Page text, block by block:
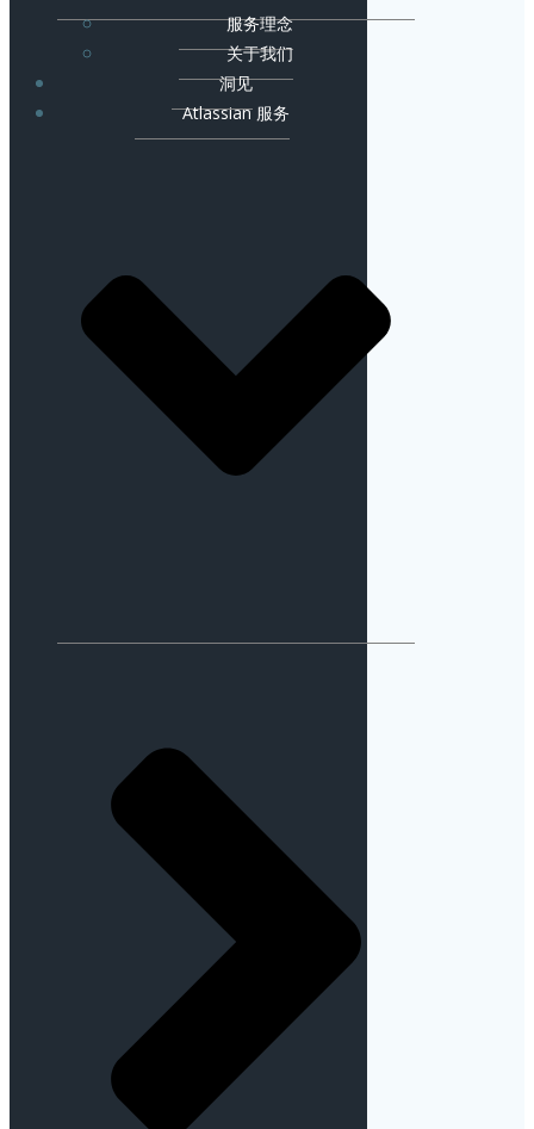
服务理念
关于我们
洞见
Atlassian 服务